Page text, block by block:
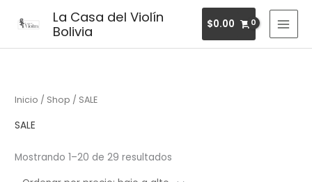
La Casa del Violín
Bolivia
$0.00
Inicio / Shop / SALE
SALE
Mostrando 1–20 de 29 resultados
Ordenado